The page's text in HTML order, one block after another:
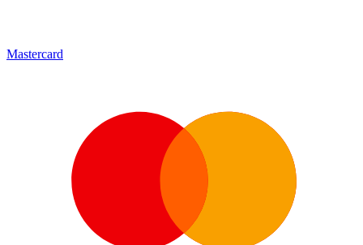
Mastercard